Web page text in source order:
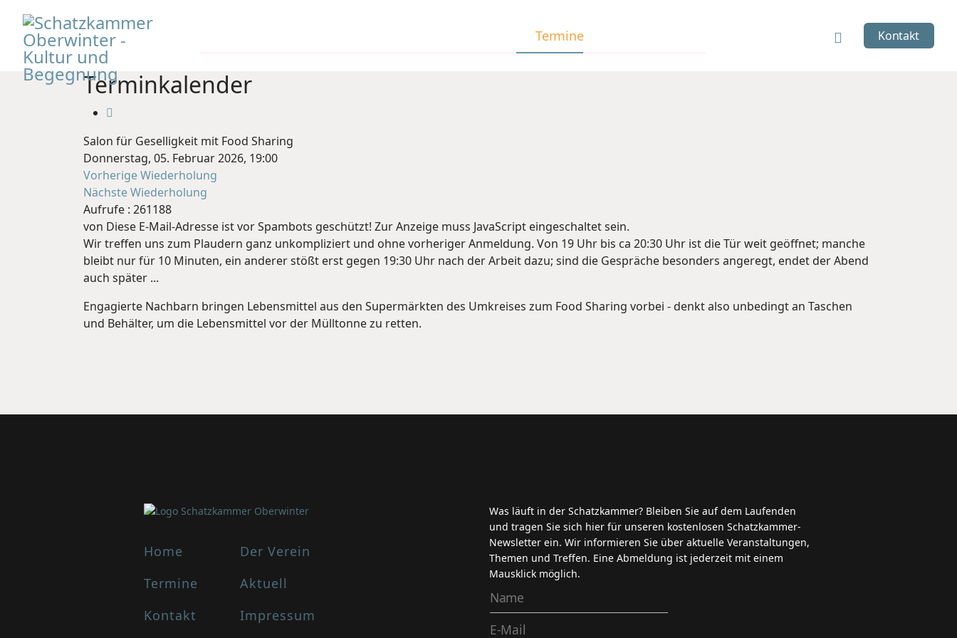
Termine Kontakt
Terminkalender
Salon für Geselligkeit mit Food Sharing
Donnerstag, 05. Februar 2026, 19:00
Vorherige Wiederholung
Nächste Wiederholung
Aufrufe : 261188
von Diese E-Mail-Adresse ist vor Spambots geschützt! Zur Anzeige muss JavaScript eingeschaltet sein.
Wir treffen uns zum Plaudern ganz unkompliziert und ohne vorheriger Anmeldung. Von 19 Uhr bis ca 20:30 Uhr ist die Tür weit geöffnet; manche
bleibt nur für 10 Minuten, ein anderer stößt erst gegen 19:30 Uhr nach der Arbeit dazu; sind die Gespräche besonders angeregt, endet der Abend
auch später ...
Engagierte Nachbarn bringen Lebensmittel aus den Supermärkten des Umkreises zum Food Sharing vorbei - denkt also unbedingt an Taschen
und Behälter, um die Lebensmittel vor der Mülltonne zu retten.
Home
Der Verein
Termine
Aktuell
Kontakt
Impressum
Was läuft in der Schatzkammer? Bleiben Sie auf dem Laufenden
und tragen Sie sich hier für unseren kostenlosen Schatzkammer-
Newsletter ein. Wir informieren Sie über aktuelle Veranstaltungen,
Themen und Treffen. Eine Abmeldung ist jederzeit mit einem
Mausklick möglich.